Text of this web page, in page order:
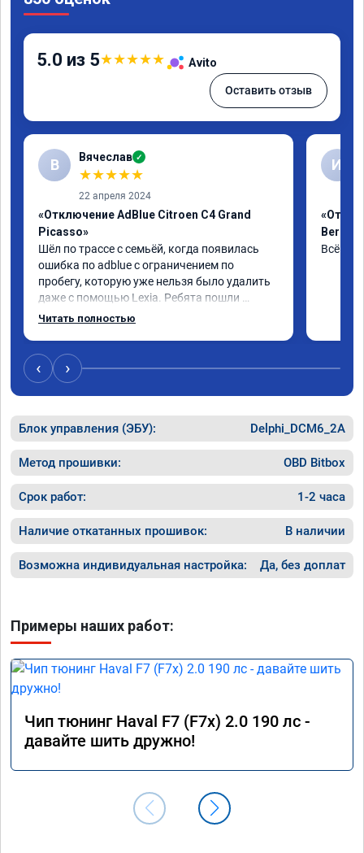
5.0 из 5★★★★★ Avito
Оставить отзыв
В Вячеслав ✓
★★★★★
22 апреля 2024
«Отключение AdBlue Citroen C4 Grand
Picasso»
Шёл по трассе с семьёй, когда появилась
ошибка по adblue с ограничением по
пробегу, которую уже нельзя было удалить
даже с помощью Lexia. Ребята пошли
навстречу, оперативно приняли и за час
Читать полностью
И
Всё
‹ ›
Блок управления (ЭБУ): Delphi_DCM6_2A
Метод прошивки: OBD Bitbox
Срок работ: 1-2 часа
Наличие откатанных прошивок: В наличии
Возможна индивидуальная настройка: Да, без доплат
Примеры наших работ:
Чип тюнинг Haval F7 (F7x) 2.0 190 лс -
давайте шить дружно!